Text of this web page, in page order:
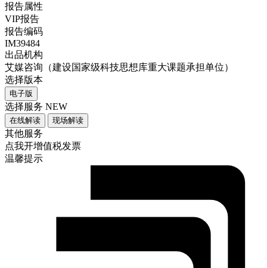
报告属性
VIP报告
报告编码
IM39484
出品机构
艾媒咨询（建设国家级科技思想库重大课题承担单位）
选择版本
电子版
选择服务 NEW
在线解读 现场解读
其他服务
点我开增值税发票
温馨提示